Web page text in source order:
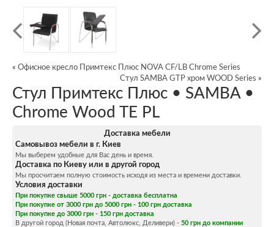
« Офисное кресло Примтекс Плюс NOVA CF/LB Chrome Series
Стул SAMBA GTP хром WOOD Series »
Стул Примтекс Плюс • SAMBA •
Chrome Wood TE PL
Доставка мебели
Самовывоз мебели в г. Киев
Мы выберем удобные для Вас день и время.
Доставка по Киеву или в другой город
Мы просчитаем полную стоимость исходя из места и времени доставки.
Условия доставки
При покупке свыше 5000 грн - доставка бесплатна
При покупке от 3000 грн до 5000 грн - 100 грн доставка
При покупке до 3000 грн - 150 грн доставка
В другой город (Новая почта, Автолюкс, Деливери) - 50 грн до компании